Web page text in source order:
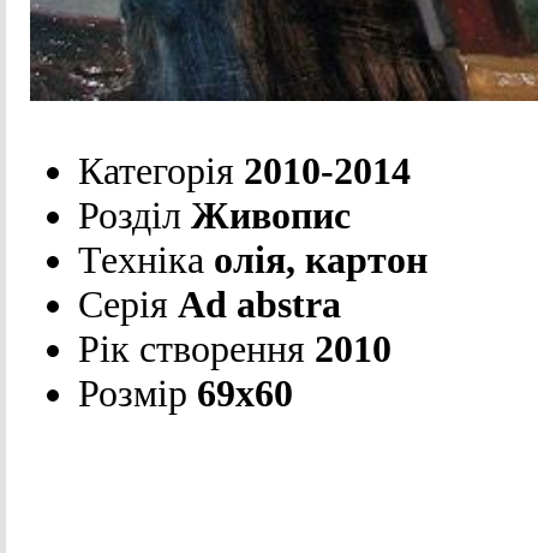
Категорія 2010-2014
Розділ Живопис
Техніка олія, картон
Серія Ad abstra
Рік створення 2010
Розмір 69х60